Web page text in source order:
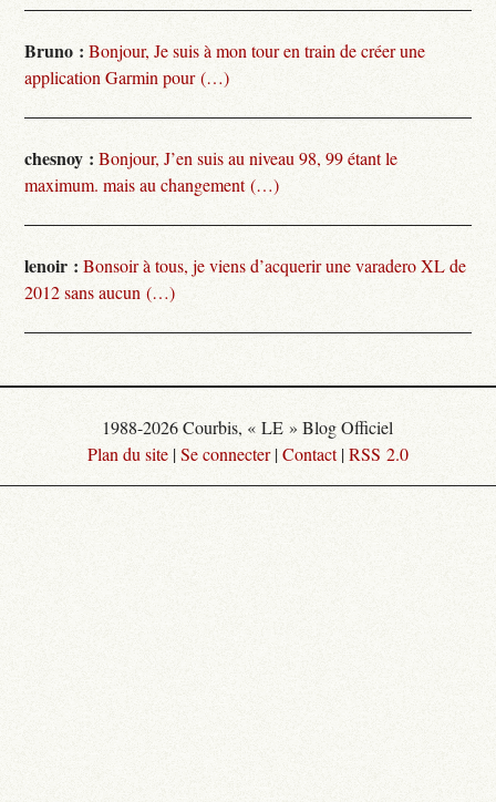
Bruno : Bonjour, Je suis à mon tour en train de créer une
application Garmin pour (…)
chesnoy : Bonjour, J’en suis au niveau 98, 99 étant le
maximum. mais au changement (…)
lenoir : Bonsoir à tous, je viens d’acquerir une varadero XL de
2012 sans aucun (…)
1988-2026 Courbis, « LE » Blog Officiel
Plan du site |Se connecter|Contact|RSS 2.0